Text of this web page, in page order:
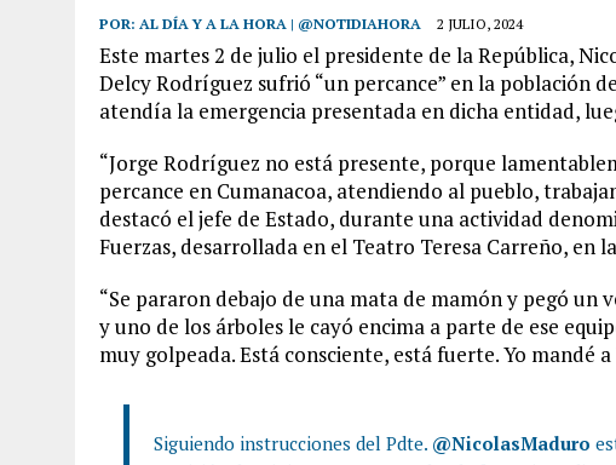
POR: AL DÍA Y A LA HORA | @NOTIDIAHORA 2 JULIO, 2024
Este martes 2 de julio el presidente de la República,
Delcy Rodríguez sufrió “un percance” en la población
atendía la emergencia presentada en dicha entidad,
“Jorge Rodríguez no está presente, porque
percance en Cumanacoa, atendiendo al pueblo,
destacó el jefe de Estado, durante una actividad
Fuerzas, desarrollada en el Teatro Teresa Carreño, en
“Se pararon debajo de una mata de mamón y pegó
y uno de los árboles le cayó encima a parte de ese
muy golpeada. Está consciente, está fuerte. Yo mandé
Siguiendo instrucciones del Pdte. @NicolasMaduro